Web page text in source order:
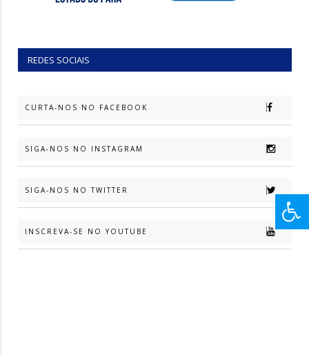
REDES SOCIAIS
CURTA-NOS NO FACEBOOK
SIGA-NOS NO INSTAGRAM
SIGA-NOS NO TWITTER
INSCREVA-SE NO YOUTUBE